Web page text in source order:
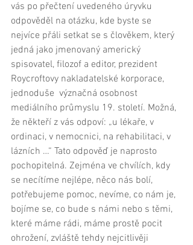
vás po přečtení uvedeného úryvku
odpověděl na otázku, kde byste se
nejvíce přáli setkat se s člověkem, který
jedná jako jmenovaný americký
spisovatel, filozof a editor, prezident
Roycroftovy nakladatelské korporace,
jednoduše  význačná osobnost
mediálního průmyslu 19. století. Možná,
že někteří z vás odpoví: „u lékaře, v
ordinaci, v nemocnici, na rehabilitaci, v
lázních …“ Tato odpověď je naprosto
pochopitelná. Zejména ve chvílích, kdy
se necítíme nejlépe, něco nás bolí,
potřebujeme pomoc, nevíme, co nám je,
bojíme se, co bude s námi nebo s těmi,
které máme rádi, máme prostě pocit
ohrožení, zvláště tehdy nejcitlivěji